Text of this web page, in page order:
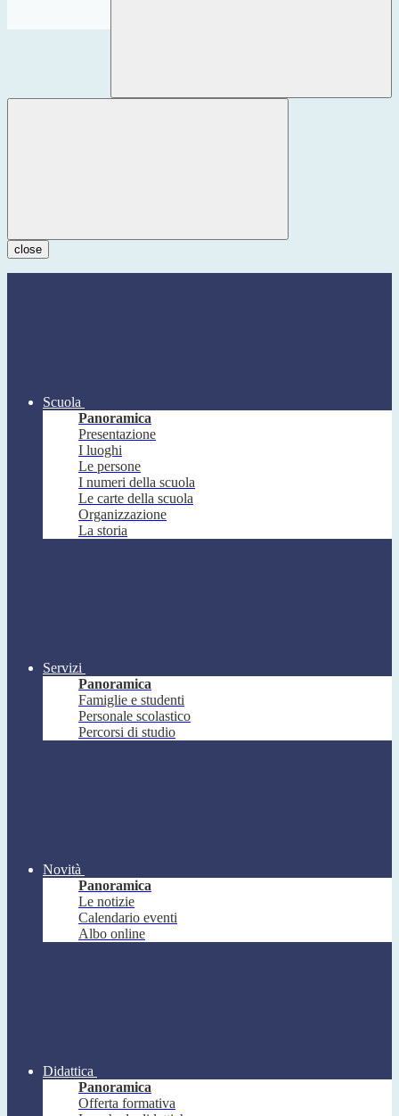
close
Scuola
Panoramica
Presentazione
I luoghi
Le persone
I numeri della scuola
Le carte della scuola
Organizzazione
La storia
Servizi
Panoramica
Famiglie e studenti
Personale scolastico
Percorsi di studio
Novità
Panoramica
Le notizie
Calendario eventi
Albo online
Didattica
Panoramica
Offerta formativa